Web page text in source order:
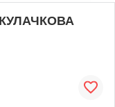
КУЛАЧКОВА